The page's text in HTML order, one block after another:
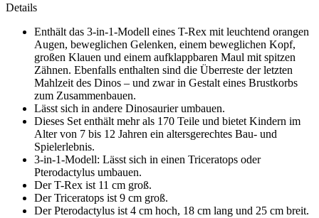
Details
Enthält das 3-in-1-Modell eines T-Rex mit leuchtend orangen
Augen, beweglichen Gelenken, einem beweglichen Kopf,
großen Klauen und einem aufklappbaren Maul mit spitzen
Zähnen. Ebenfalls enthalten sind die Überreste der letzten
Mahlzeit des Dinos – und zwar in Gestalt eines Brustkorbs
zum Zusammenbauen.
Lässt sich in andere Dinosaurier umbauen.
Dieses Set enthält mehr als 170 Teile und bietet Kindern im
Alter von 7 bis 12 Jahren ein altersgerechtes Bau- und
Spielerlebnis.
3-in-1-Modell: Lässt sich in einen Triceratops oder
Pterodactylus umbauen.
Der T-Rex ist 11 cm groß.
Der Triceratops ist 9 cm groß.
Der Pterodactylus ist 4 cm hoch, 18 cm lang und 25 cm breit.